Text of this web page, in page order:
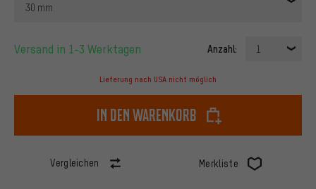
30 mm
Versand in 1-3 Werktagen Anzahl: 1
Lieferung nach USA nicht möglich
In den Warenkorb
Vergleichen Merkliste